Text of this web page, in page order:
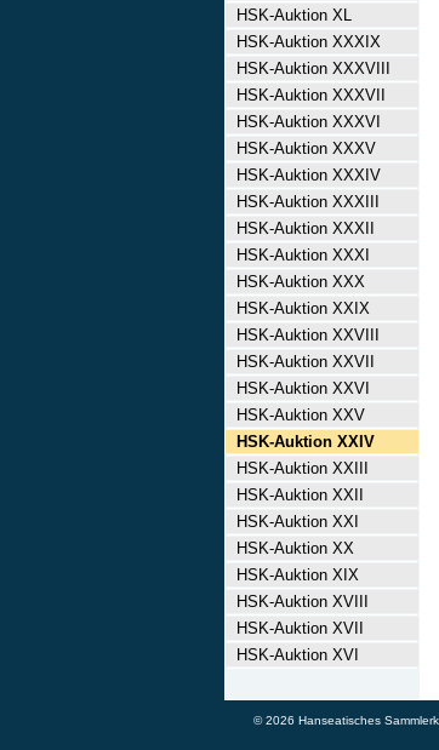
HSK-Auktion XL
HSK-Auktion XXXIX
HSK-Auktion XXXVIII
HSK-Auktion XXXVII
HSK-Auktion XXXVI
HSK-Auktion XXXV
HSK-Auktion XXXIV
HSK-Auktion XXXIII
HSK-Auktion XXXII
HSK-Auktion XXXI
HSK-Auktion XXX
HSK-Auktion XXIX
HSK-Auktion XXVIII
HSK-Auktion XXVII
HSK-Auktion XXVI
HSK-Auktion XXV
HSK-Auktion XXIV
HSK-Auktion XXIII
HSK-Auktion XXII
HSK-Auktion XXI
HSK-Auktion XX
HSK-Auktion XIX
HSK-Auktion XVIII
HSK-Auktion XVII
HSK-Auktion XVI
© 2026 Hanseatisches